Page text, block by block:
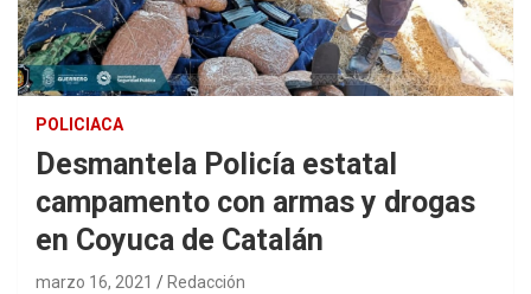
POLICIACA
Desmantela Policía estatal
campamento con armas y drogas
en Coyuca de Catalán
marzo 16, 2021 Redacción